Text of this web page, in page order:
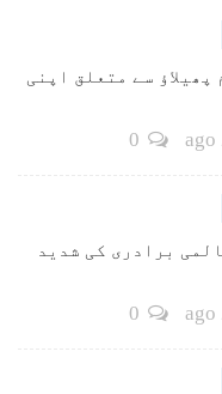
سے متعلق اپنی
برادری کی شدید